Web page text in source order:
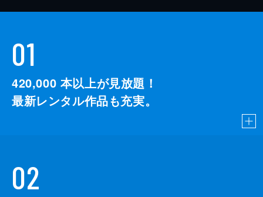
01
420,000 本以上が見放題！
最新レンタル作品も充実。
02